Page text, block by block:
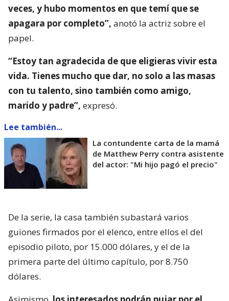
veces, y hubo momentos en que temí que se
apagara por completo”, anotó la actriz sobre el
papel.
“Estoy tan agradecida de que eligieras vivir esta
vida. Tienes mucho que dar, no solo a las masas
con tu talento, sino también como amigo,
marido y padre”, expresó.
Lee también...
La contundente carta de la mamá
de Matthew Perry contra asistente
del actor: "Mi hijo pagó el precio"
De la serie, la casa también subastará varios
guiones firmados por el elenco, entre ellos el del
episodio piloto, por 15.000 dólares, y el de la
primera parte del último capítulo, por 8.750
dólares.